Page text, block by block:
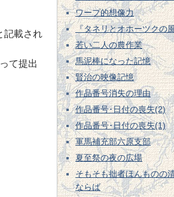
記載され
て提出
ワープ的想像力
『タネリとオホーツクの
若い二人の農作業
馬泥棒になった記憶
賢治の映像記憶
作品番号消失の理由
作品番号･日付の喪失(2)
作品番号･日付の喪失(1)
軍馬補充部六原支部
夏至祭の夜の広場
そもそも拙者ほんものの
ならば